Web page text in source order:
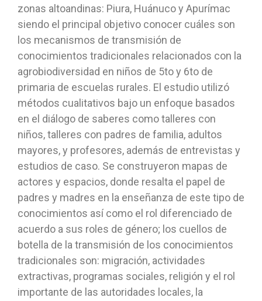
zonas altoandinas: Piura, Huánuco y Apurímac
siendo el principal objetivo conocer cuáles son
los mecanismos de transmisión de
conocimientos tradicionales relacionados con la
agrobiodiversidad en niños de 5to y 6to de
primaria de escuelas rurales. El estudio utilizó
métodos cualitativos bajo un enfoque basados
en el diálogo de saberes como talleres con
niños, talleres con padres de familia, adultos
mayores, y profesores, además de entrevistas y
estudios de caso. Se construyeron mapas de
actores y espacios, donde resalta el papel de
padres y madres en la enseñanza de este tipo de
conocimientos así como el rol diferenciado de
acuerdo a sus roles de género; los cuellos de
botella de la transmisión de los conocimientos
tradicionales son: migración, actividades
extractivas, programas sociales, religión y el rol
importante de las autoridades locales, la